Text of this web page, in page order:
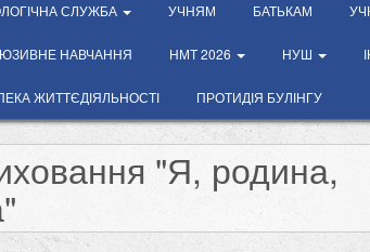
СЛУЖБА УЧНЯМ БАТЬКАМ
НАВЧАННЯ НМТ 2026 НУШ
ЖИТТЄДІЯЛЬНОСТІ ПРОТИДІЯ БУЛІНГУ
"Я, родина,